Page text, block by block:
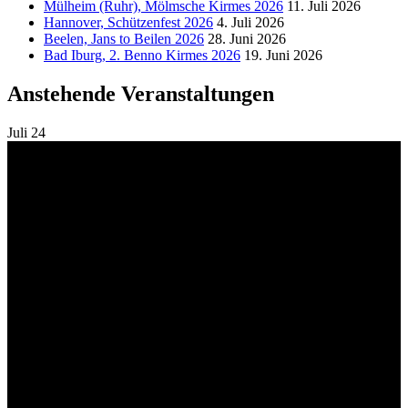
Mülheim (Ruhr), Mölmsche Kirmes 2026 11. Juli 2026
Hannover, Schützenfest 2026 4. Juli 2026
Beelen, Jans to Beilen 2026 28. Juni 2026
Bad Iburg, 2. Benno Kirmes 2026 19. Juni 2026
Anstehende Veranstaltungen
Juli 24